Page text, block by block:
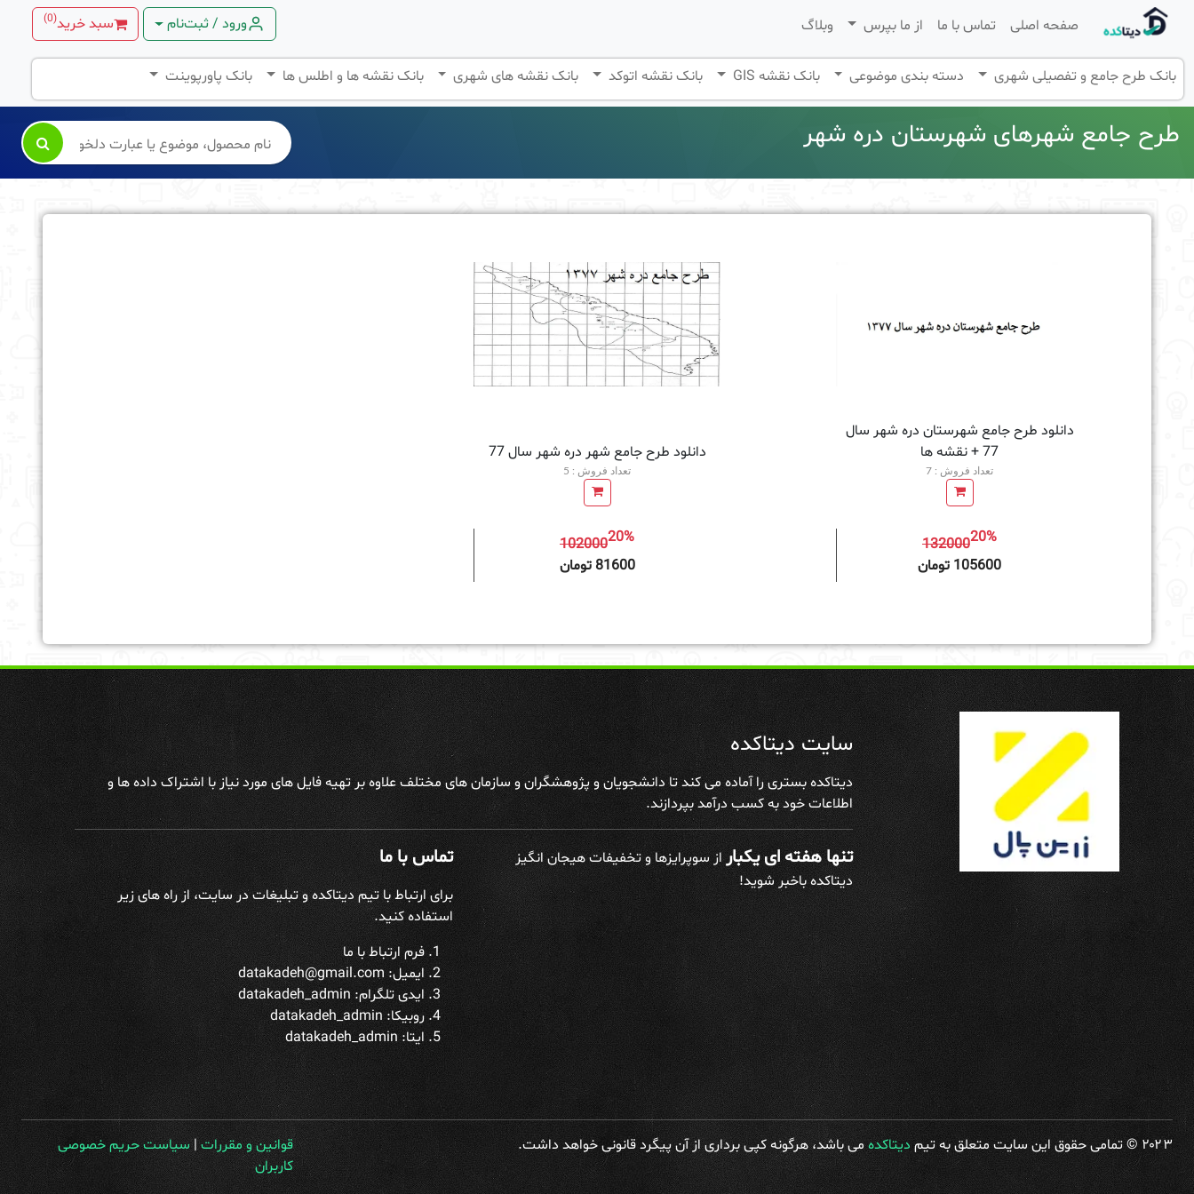
صفحه اصلی تماس با ما از ما بپرس وبلاگ ورود / ثبت‌نام سبد خرید(
0
)
بانک طرح جامع و تفصیلی شهری دسته بندی موضوعی بانک نقشه GIS بانک نقشه اتوکد بانک نقشه های شهری بانک نقشه ها و اطلس ها بانک پاورپوینت
طرح جامع شهرهای شهرستان دره شهر 
دانلود طرح جامع شهرستان دره شهر سال
77 + نقشه ها
تعداد فروش : 7
13200020%
105600 تومان
دانلود طرح جامع شهر دره شهر سال 77
تعداد فروش : 5
10200020%
81600 تومان
سایت دیتاکده
دیتاکده بستری را آماده می کند تا دانشجویان و پژوهشگران و سازمان های مختلف علاوه بر تهیه فایل های مورد نیاز با اشتراک داده ها و
اطلاعات خود به کسب درآمد بپردازند.
تنها هفته ای یکباراز سوپرایزها و تخفیفات هیجان انگیز
دیتاکده باخبر شوید!
تماس با ما
برای ارتباط با تیم دیتاکده و تبلیغات در سایت، از راه های زیر
استفاده کنید.
فرم ارتباط با ما
ایمیل: datakadeh@gmail.com
ایدی تلگرام:datakadeh_admin
روبیکا: datakadeh_admin
ایتا: datakadeh_admin
۲۰۲۳ © تمامی حقوق این سایت متعلق به تیم دیتاکدهمی باشد، هرگونه کپی برداری از آن پیگرد قانونی خواهد داشت. قوانین و مقررات|سیاست حریم خصوصی
کاربران